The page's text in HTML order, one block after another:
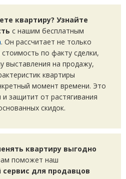
квартиру? Узнайте
с нашим бесплатным
. Он рассчитает не только
по факту сделки,
выставления на продажу,
квартиры
момент времени. Это
защитит от растягивания
скидок.
квартиру выгодно
поможет наш
для продавцов